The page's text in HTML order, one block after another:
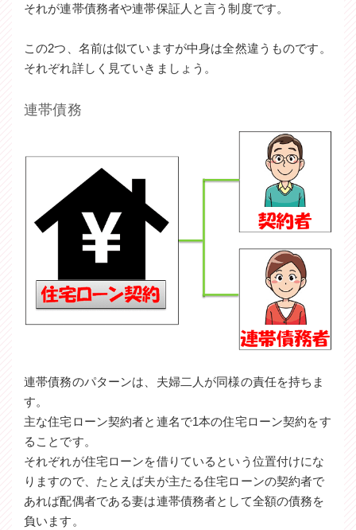
それが連帯債務者や連帯保証人と言う制度です。
この2つ、名前は似ていますが中身は全然違うものです。
それぞれ詳しく見ていきましょう。
連帯債務
連帯債務のパターンは、夫婦二人が同様の責任を持ちま
す。
主な住宅ローン契約者と連名で1本の住宅ローン契約をす
ることです。
それぞれが住宅ローンを借りているという位置付けにな
りますので、たとえば夫が主たる住宅ローンの契約者で
あれば配偶者である妻は連帯債務者として全額の債務を
負います。